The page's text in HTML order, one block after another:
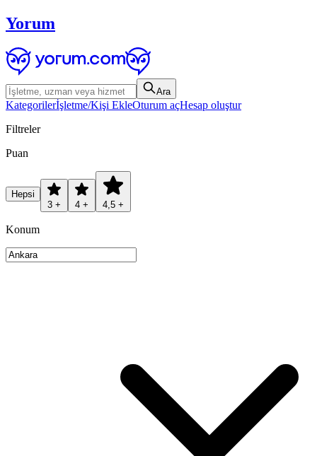
Yorum
Ara
Kategorilerİşletme/Kişi EkleOturum açHesap oluştur
Filtreler
Puan
Hepsi
3 +
4 + 4,5 +
Konum